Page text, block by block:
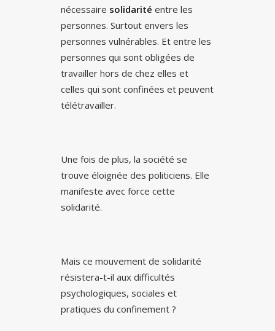
nécessaire solidarité entre les
personnes. Surtout envers les
personnes vulnérables. Et entre les
personnes qui sont obligées de
travailler hors de chez elles et
celles qui sont confinées et peuvent
télétravailler.
Une fois de plus, la société se
trouve éloignée des politiciens. Elle
manifeste avec force cette
solidarité.
Mais ce mouvement de solidarité
résistera-t-il aux difficultés
psychologiques, sociales et
pratiques du confinement ?